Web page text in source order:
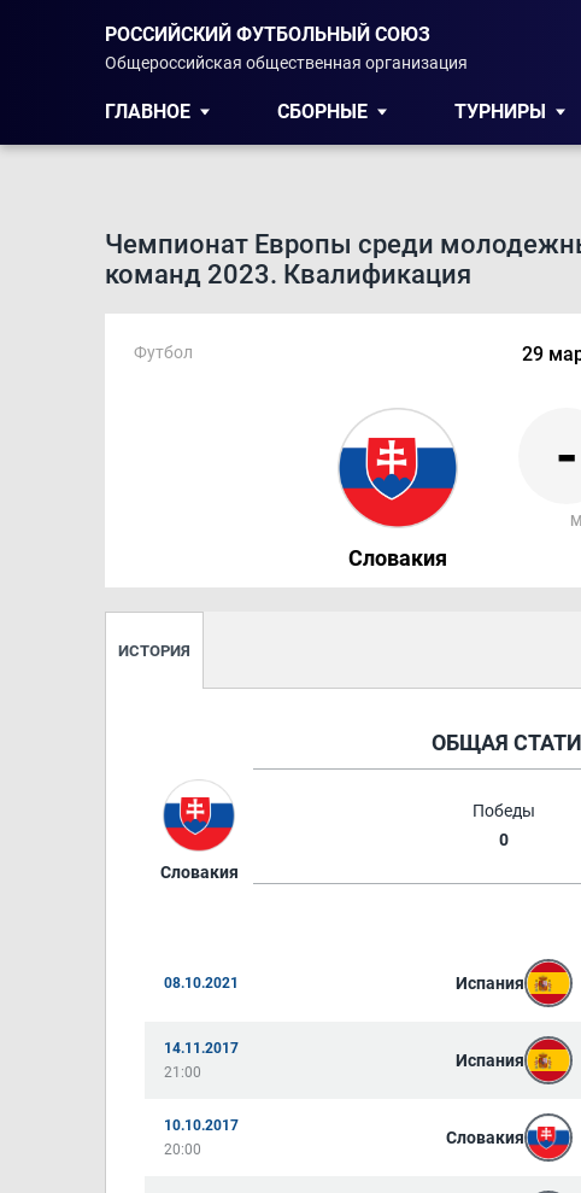
РОССИЙСКИЙ ФУТБОЛЬНЫЙ СОЮЗ
Общероссийская общественная организация
ГЛАВНОЕ СБОРНЫЕ ТУРНИРЫ
Чемпионат Европы среди
команд 2023. Квалификация
Футбол 29
Словакия
-
ИСТОРИЯ
Словакия
ОБЩАЯ
Победы
0
08.10.2021 Испания
14.11.2017
21:00
Испания
10.10.2017
20:00
Словакия